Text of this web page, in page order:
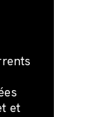
et